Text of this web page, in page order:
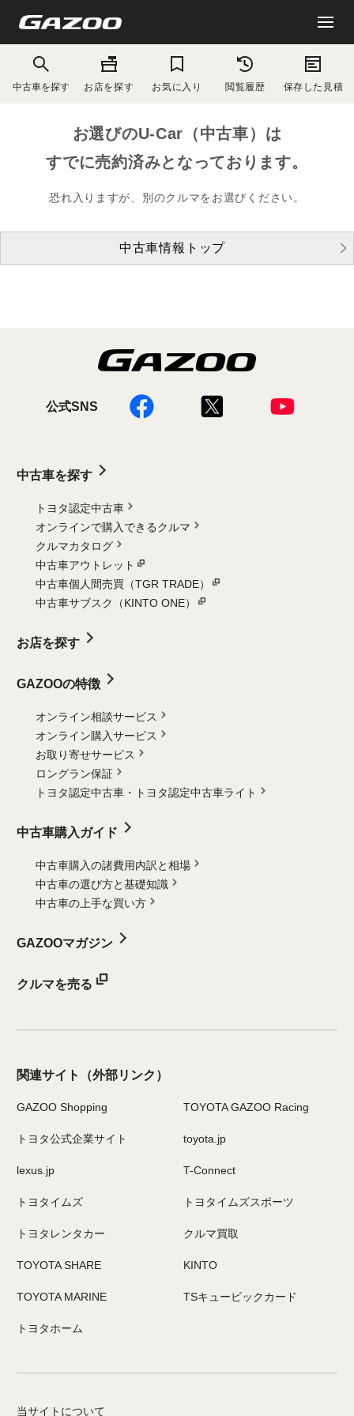
中古車を探す お店を探す お気に入り 閲覧履歴 保存した見積
お選びのU-Car（中古車）は
すでに売約済みとなっております。
恐れ入りますが、別のクルマをお選びください。
中古車情報トップ
公式SNS
中古車を探す
トヨタ認定中古車
オンラインで購入できるクルマ
クルマカタログ
中古車アウトレット
中古車個人間売買（TGR TRADE）
中古車サブスク（KINTO ONE）
お店を探す
GAZOOの特徴
オンライン相談サービス
オンライン購入サービス
お取り寄せサービス
ロングラン保証
トヨタ認定中古車・
トヨタ認定中古車ライト
中古車購入ガイド
中古車購入の諸費用内訳と相場
中古車の選び方と基礎知識
中古車の上手な買い方
GAZOOマガジン
クルマを売る
関連サイト （外部リンク）
GAZOO Shopping TOYOTA GAZOO Racing
トヨタ公式企業サイト toyota.jp
lexus.jp T-Connect
トヨタイムズ トヨタイムズスポーツ
トヨタレンタカー クルマ買取
TOYOTA SHARE KINTO
TOYOTA MARINE TSキュービックカード
トヨタホーム
当サイトについて